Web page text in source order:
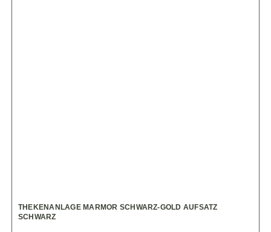
THEKENANLAGE MARMOR SCHWARZ-GOLD AUFSATZ
SCHWARZ